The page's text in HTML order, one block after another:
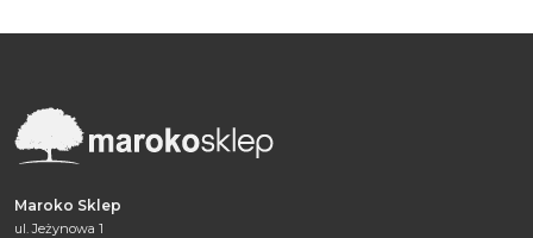
Maroko Sklep
ul. Jeżynowa 1